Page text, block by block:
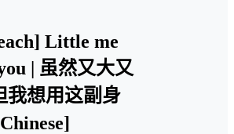
Little me
| 虽然又大又
我想用这副身